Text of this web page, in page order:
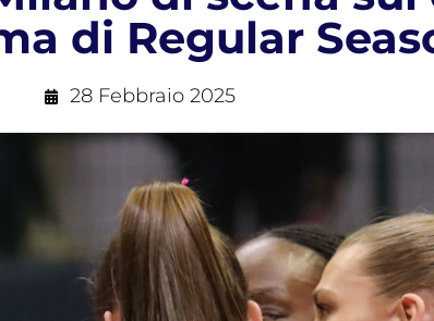
di Regular
28 Febbraio 2025